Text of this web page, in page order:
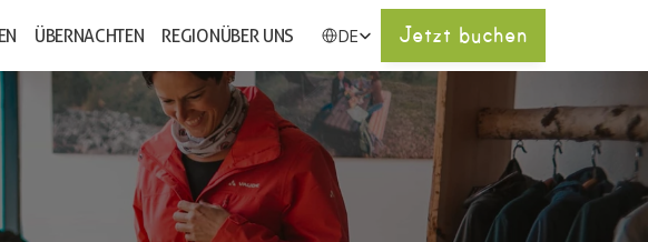
ÜBERNACHTEN REGIONÜBER UNS DE Jetzt buchen